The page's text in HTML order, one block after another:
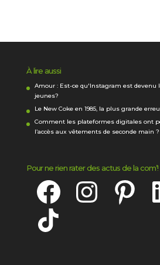
À lire aussi
Amour : Est-ce qu'Instagram est devenu
jeunes?
Le New Coke en 1985, la plus grande
Comment les plateformes digitales ont
l’accès aux vêtements de seconde main
Pour ne rien rater des actus de la com’!
Facebook Pinterest
TikTok